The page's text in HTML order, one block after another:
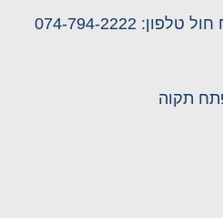
074-794-2222